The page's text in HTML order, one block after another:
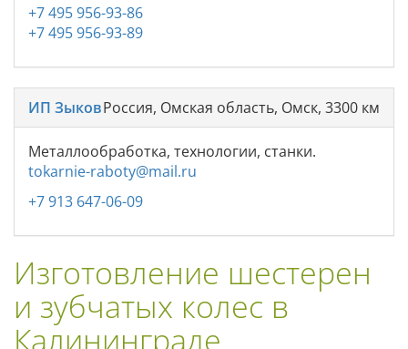
+7 495 956-93-86
+7 495 956-93-89
ИП ЗыковРоссия, Омская область, Омск, 3300 км
Металлообработка, технологии, станки.
tokarnie-raboty@mail.ru
+7 913 647-06-09
Изготовление шестерен
и зубчатых колес в
Калининграде